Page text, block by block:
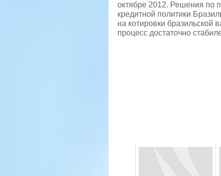
октябре 2012. Решения по
кредитной политики
на котировки бразильской
процесс достаточно